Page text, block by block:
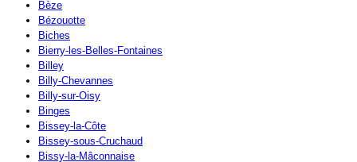
Bèze
Bézouotte
Biches
Bierry-les-Belles-Fontaines
Billey
Billy-Chevannes
Billy-sur-Oisy
Binges
Bissey-la-Côte
Bissey-sous-Cruchaud
Bissy-la-Mâconnaise